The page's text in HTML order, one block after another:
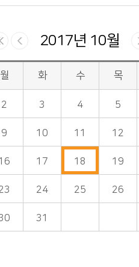
2017년 10월
월 화 수 목
2 3 4 5
9 10 11 12
17 18 19
24 25 26
31